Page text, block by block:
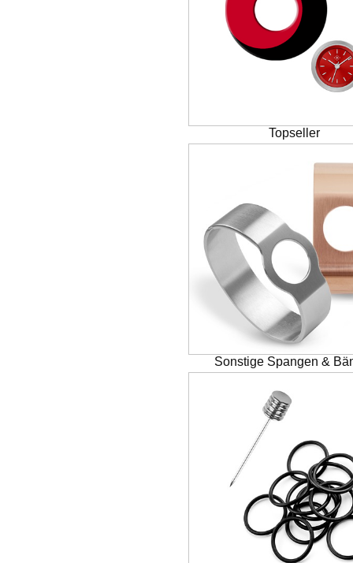
Topseller
Sonstige Spangen &